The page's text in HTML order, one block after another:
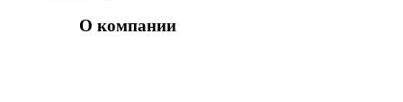
О компании